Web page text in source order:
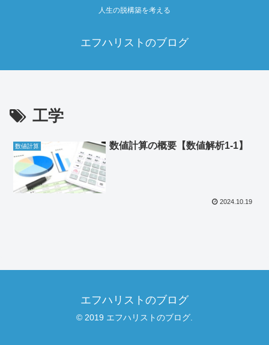
人生の脱構築を考える
エフハリストのブログ
工学
数値計算 数値計算の概要【数値解析1-1】
2024.10.19
エフハリストのブログ
© 2019 エフハリストのブログ.